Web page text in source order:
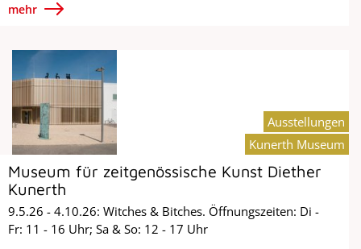
mehr
Museum für zeitgenössische Kunst Diether
Kunerth
9.5.26 - 4.10.26: Witches & Bitches. Öffnungszeiten: Di -
Fr: 11 - 16 Uhr; Sa & So: 12 - 17 Uhr
Ausstellungen
Kunerth Museum